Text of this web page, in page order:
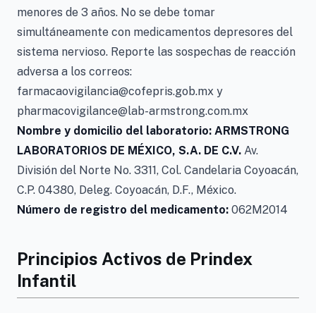
menores de 3 años. No se debe tomar
simultáneamente con medicamentos depresores del
sistema nervioso. Reporte las sospechas de reacción
adversa a los correos:
farmacaovigilancia@cofepris.gob.mx y
pharmacovigilance@lab-armstrong.com.mx
Nombre y domicilio del laboratorio: ARMSTRONG
LABORATORIOS DE MÉXICO, S.A. DE C.V. Av.
División del Norte No. 3311, Col. Candelaria Coyoacán,
C.P. 04380, Deleg. Coyoacán, D.F., México.
Número de registro del medicamento: 062M2014
Principios Activos de Prindex
Infantil